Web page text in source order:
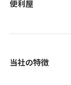
便利屋
当社の特徴